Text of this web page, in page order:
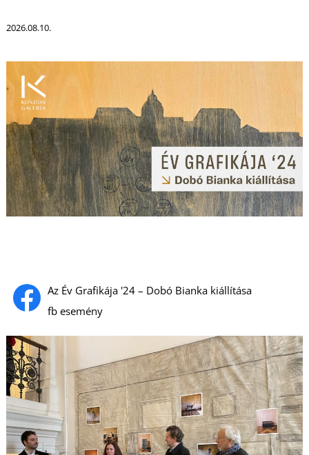
Az Év Grafikája '24 – Dobó Bianka kiállítása
fb esemény
2026.08.10.